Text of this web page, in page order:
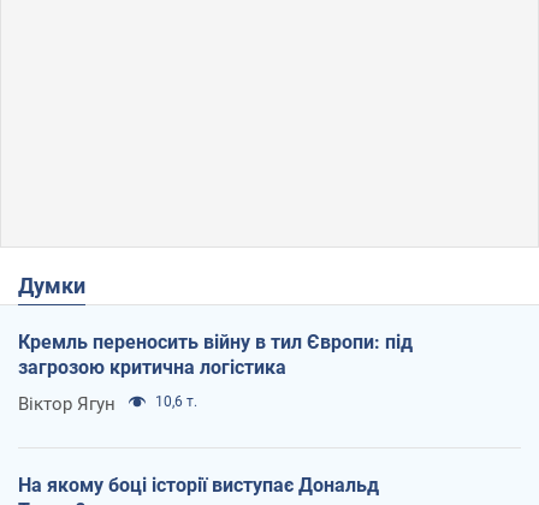
Думки
Кремль переносить війну в тил Європи: під
загрозою критична логістика
Віктор Ягун 10,6 т.
На якому боці історії виступає Дональд